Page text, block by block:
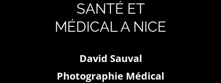
SANTÉ ET
MÉDICAL A NICE
David Sauval
Photographie Médical